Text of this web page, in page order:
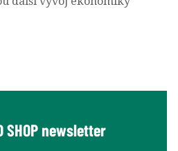
SHOP newsletter